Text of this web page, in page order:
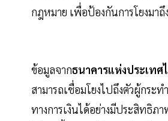
กฎหมาย เพื่อป้องกันการโยงมา
ข้อมูลจากธนาคารแห่งประเทศ
สามารถเชื่อมโยงไปถึงตัวผู้กระ
ทางการเงินได้อย่างมีประสิทธิ